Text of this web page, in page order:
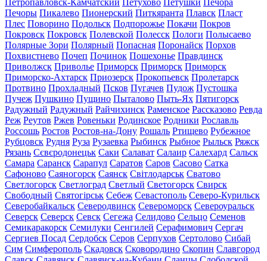
Петропавловск-Камчатский Петухово Петушки Печора
Печоры Пикалево Пионерский Питкяранта Плавск Пласт
Плес Поворино Подольск Подпорожье Покачи Покров
Покровск Покровск Полевской Полесск Пологи Полысаево
Полярные Зори Полярный Попасная Поронайск Порхов
Похвистнево Почеп Починок Пошехонье Правдинск
Приволжск Приволье Приморск Приморск Приморск
Приморско-Ахтарск Приозерск Прокопьевск Пролетарск
Протвино Прохладный Псков Пугачев Пудож Пустошка
Пучеж Пушкино Пущино Пыталово Пыть-Ях Пятигорск
Радужный Радужный Райчихинск Раменское Рассказово Ревда
Реж Реутов Ржев Ровеньки Родинское Родники Рославль
Россошь Ростов Ростов-на-Дону Рошаль Ртищево Рубежное
Рубцовск Рудня Руза Рузаевка Рыбинск Рыбное Рыльск Ряжск
Рязань Сєвєродонецьк Саки Салават Салаир Салехард Сальск
Самара Саранск Сарапул Саратов Саров Сасово Сатка
Сафоново Саяногорск Саянск Світлодарськ Сватово
Светлогорск Светлоград Светлый Светогорск Свирск
Свободный Святогірськ Себеж Севастополь Северо-Курильск
Северобайкальск Северодвинск Североморск Североуральск
Северск Северск Севск Сегежа Селидово Сельцо Семенов
Семикаракорск Семилуки Сенгилей Серафимович Сергач
Сергиев Посад Сердобск Серов Серпухов Сертолово Сибай
Сим Симферополь Скадовск Сковородино Скопин Славгород